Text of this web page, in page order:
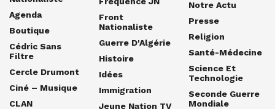
Agenda
Boutique
Cédric Sans
Filtre
Cercle Drumont
Ciné – Musique
CLAN
Front
Nationaliste
Guerre D'Algérie
Histoire
Idées
Immigration
Jeune Nation TV
Notre Actu
Presse
Religion
Santé-Médecine
Science Et
Technologie
Seconde Guerre
Mondiale